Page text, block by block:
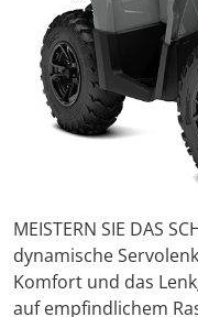
MEISTERN SIE DAS
dynamische
Komfort und das
auf empfindlichem